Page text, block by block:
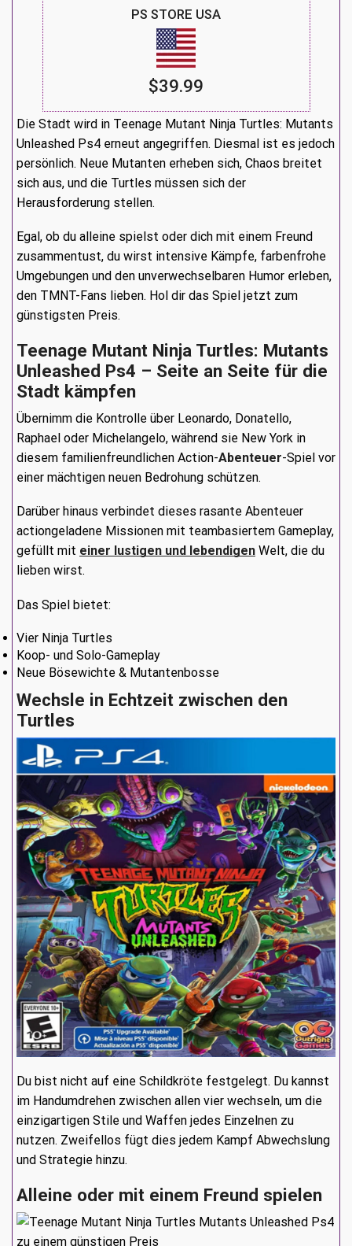
PS STORE USA
$39.99
Die Stadt wird in Teenage Mutant Ninja Turtles: Mutants
Unleashed Ps4 erneut angegriffen. Diesmal ist es jedoch
persönlich. Neue Mutanten erheben sich, Chaos breitet
sich aus, und die Turtles müssen sich der
Herausforderung stellen.
Egal, ob du alleine spielst oder dich mit einem Freund
zusammentust, du wirst intensive Kämpfe, farbenfrohe
Umgebungen und den unverwechselbaren Humor erleben,
den TMNT-Fans lieben. Hol dir das Spiel jetzt zum
günstigsten Preis.
Teenage Mutant Ninja Turtles: Mutants
Unleashed Ps4 – Seite an Seite für die
Stadt kämpfen
Übernimm die Kontrolle über Leonardo, Donatello,
Raphael oder Michelangelo, während sie New York in
diesem familienfreundlichen Action-Abenteuer-Spiel vor
einer mächtigen neuen Bedrohung schützen.
Darüber hinaus verbindet dieses rasante Abenteuer
actiongeladene Missionen mit teambasiertem Gameplay,
gefüllt mit einer lustigen und lebendigen Welt, die du
lieben wirst.
Das Spiel bietet:
Vier Ninja Turtles
Koop- und Solo-Gameplay
Neue Bösewichte & Mutantenbosse
Wechsle in Echtzeit zwischen den
Turtles
Du bist nicht auf eine Schildkröte festgelegt. Du kannst
im Handumdrehen zwischen allen vier wechseln, um die
einzigartigen Stile und Waffen jedes Einzelnen zu
nutzen. Zweifellos fügt dies jedem Kampf Abwechslung
und Strategie hinzu.
Alleine oder mit einem Freund spielen